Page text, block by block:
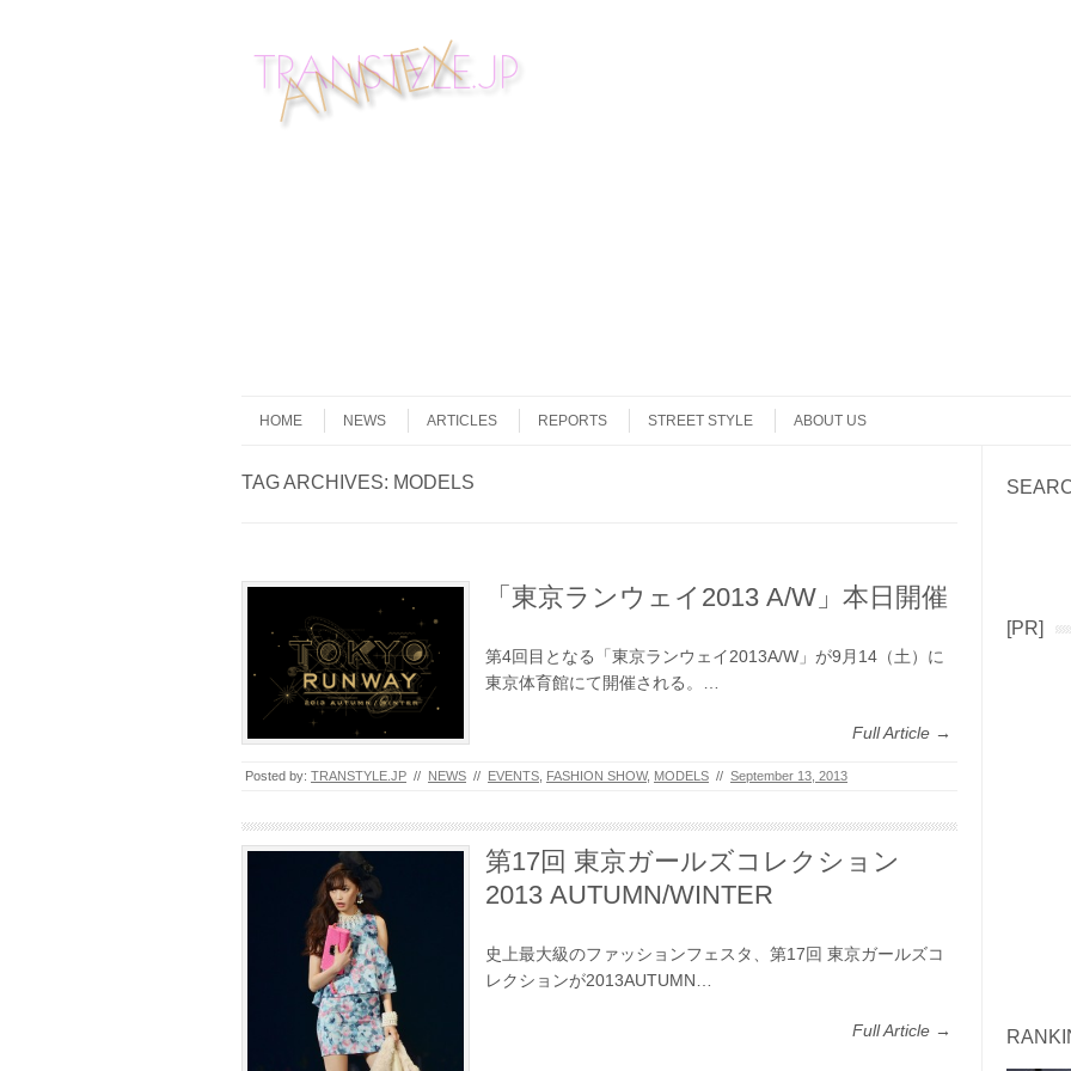
Menu
HOME
NEWS ARTICLES REPORTS STREET STYLE ABOUT US
TAG ARCHIVES: MODELS
「東京ランウェイ2013 A/W」本日開催
第4回目となる「東京ランウェイ2013A/W」が9月14（土）に
東京体育館にて開催される。…
Full Article →
Posted by: TRANSTYLE.JP // NEWS // EVENTS FASHION SHOW, MODELS // September 13, 2013
第17回 東京ガールズコレクション
2013 AUTUMN/WINTER
史上最大級のファッションフェスタ、第17回 東京ガールズコ
レクションが2013AUTUMN…
Full Article →
[PR]